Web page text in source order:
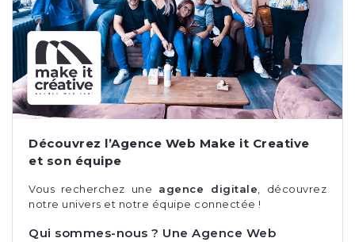
Découvrez l’Agence Web Make it Creative
et son équipe
Vous recherchez une agence digitale, découvrez
notre univers et notre équipe connectée !
Qui sommes-nous ? Une Agence Web